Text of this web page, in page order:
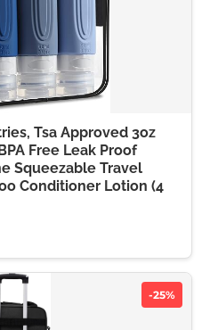
Tsa Approved 3oz
Free Leak Proof
Squeezable Travel
Conditioner Lotion (4
-25%